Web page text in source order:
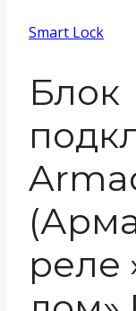
Smart Lock
Блок
реле